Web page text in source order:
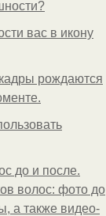
вас в икону
рождаются
до и после.
волос: фото до
а также видео-